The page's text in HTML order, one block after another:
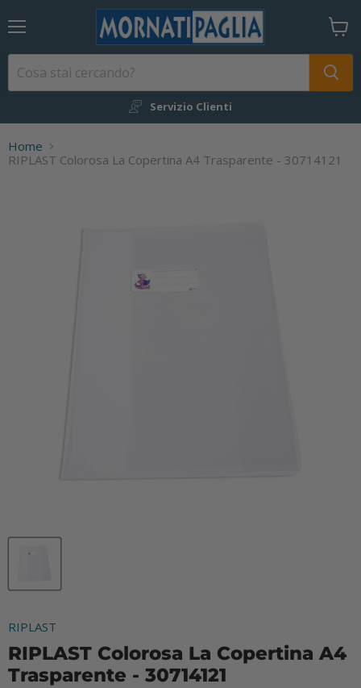
Servizio Clienti
il
Home
RIPLAST Colorosa La Copertina A4 Trasparente - 30714121
RIPLAST
RIPLAST Colorosa La Copertina A4
Trasparente - 30714121